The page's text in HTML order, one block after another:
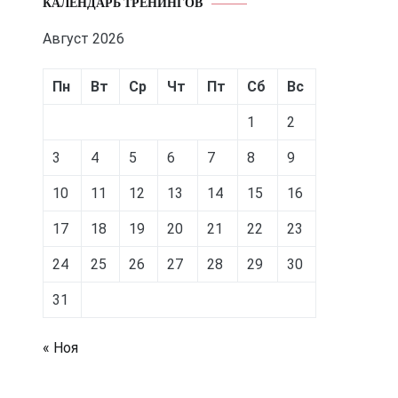
Август 2026
Пн Вт Ср Чт Пт Сб Вс
1 2
3 4 5 6 7 8 9
10 11 12 13 14 15 16
17 18 19 20 21 22 23
24 25 26 27 28 29 30
31
« Ноя